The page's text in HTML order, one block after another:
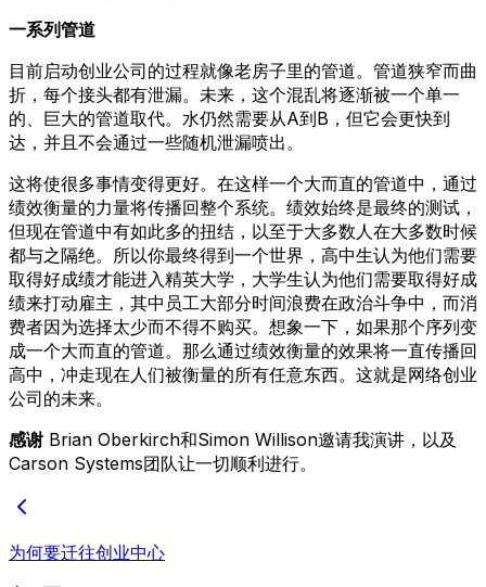
一系列管道
目前启动创业公司的过程就像老房子里的管道。管道狭窄而曲
折，每个接头都有泄漏。未来，这个混乱将逐渐被一个单一
的、巨大的管道取代。水仍然需要从A到B，但它会更快到
达，并且不会通过一些随机泄漏喷出。
这将使很多事情变得更好。在这样一个大而直的管道中，通过
绩效衡量的力量将传播回整个系统。绩效始终是最终的测试，
但现在管道中有如此多的扭结，以至于大多数人在大多数时候
都与之隔绝。所以你最终得到一个世界，高中生认为他们需要
取得好成绩才能进入精英大学，大学生认为他们需要取得好成
绩来打动雇主，其中员工大部分时间浪费在政治斗争中，而消
费者因为选择太少而不得不购买。想象一下，如果那个序列变
成一个大而直的管道。那么通过绩效衡量的效果将一直传播回
高中，冲走现在人们被衡量的所有任意东西。这就是网络创业
公司的未来。
感谢 Brian Oberkirch和Simon Willison邀请我演讲，以及
Carson Systems团队让一切顺利进行。
为何要迁往创业中心